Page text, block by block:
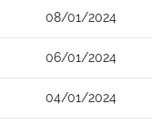
08/01/2024
06/01/2024
04/01/2024